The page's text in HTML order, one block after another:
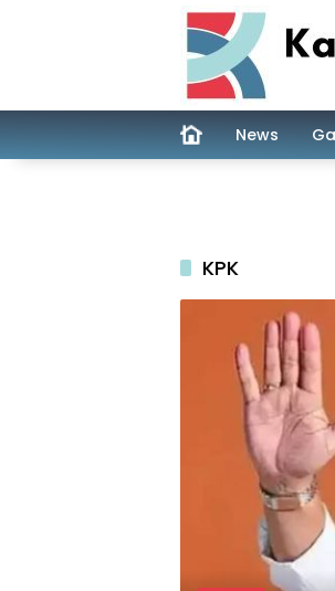
News
KPK